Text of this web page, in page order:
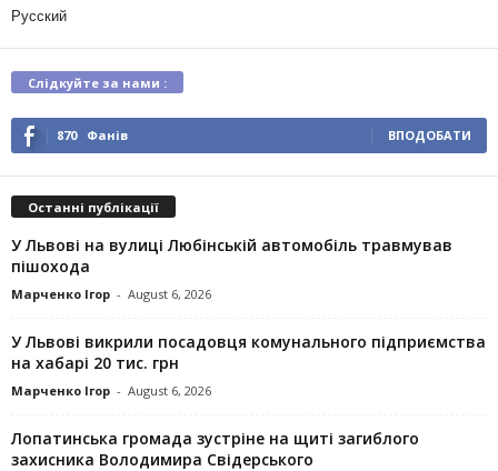
Русский
Слідкуйте за нами :
870 Фанів ВПОДОБАТИ
Останні публікації
У Львові на вулиці Любінській автомобіль травмував
пішохода
Марченко Ігор - August 6, 2026
У Львові викрили посадовця комунального підприємства
на хабарі 20 тис. грн
Марченко Ігор - August 6, 2026
Лопатинська громада зустріне на щиті загиблого
захисника Володимира Свідерського